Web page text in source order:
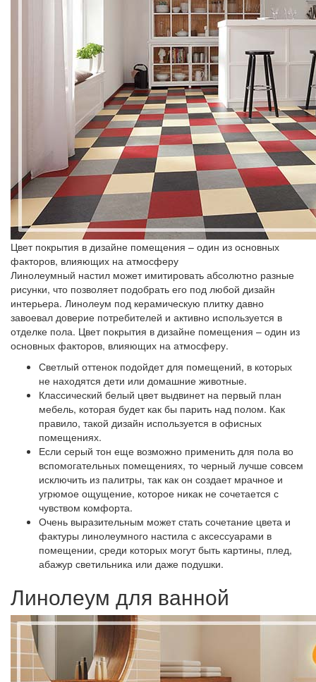
Цвет покрытия в дизайне помещения – один из основных
факторов, влияющих на атмосферу
Линолеумный настил может имитировать абсолютно разные
рисунки, что позволяет подобрать его под любой дизайн
интерьера. Линолеум под керамическую плитку давно
завоевал доверие потребителей и активно используется в
отделке пола. Цвет покрытия в дизайне помещения – один из
основных факторов, влияющих на атмосферу.
Светлый оттенок подойдет для помещений, в которых
не находятся дети или домашние животные.
Классический белый цвет выдвинет на первый план
мебель, которая будет как бы парить над полом. Как
правило, такой дизайн используется в офисных
помещениях.
Если серый тон еще возможно применить для пола во
вспомогательных помещениях, то черный лучше совсем
исключить из палитры, так как он создает мрачное и
угрюмое ощущение, которое никак не сочетается с
чувством комфорта.
Очень выразительным может стать сочетание цвета и
фактуры линолеумного настила с аксессуарами в
помещении, среди которых могут быть картины, плед,
абажур светильника или даже подушки.
Линолеум для ванной